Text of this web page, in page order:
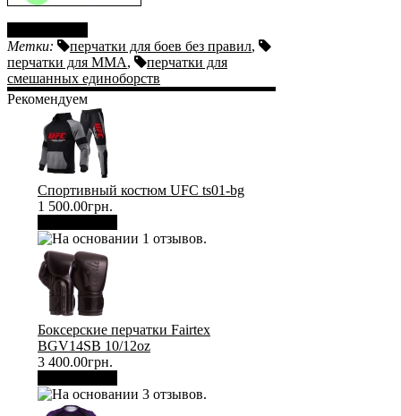
Метки:
перчатки для боев без правил,
перчатки для ММА,
перчатки для
смешанных единоборств
Рекомендуем
Спортивный костюм UFC ts01-bg
1 500.00грн.
Боксерские перчатки Fairtex
BGV14SB 10/12oz
3 400.00грн.